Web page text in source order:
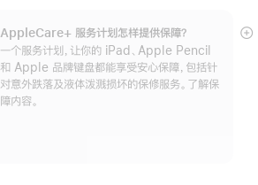
AppleCare+ 服务计划怎样提供保⁠障？
一个服务计划，让你的 iPad、Apple Pencil
和 Apple 品牌键盘都能享受安心保障，包括针
对意外跌落及液体泼溅损坏的保修服务。了解保
障内容。
展